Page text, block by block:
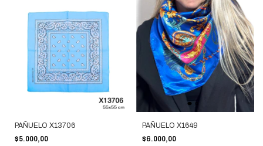
PAÑUELO X13706
$5.000,00
PAÑUELO X1649
$6.000,00